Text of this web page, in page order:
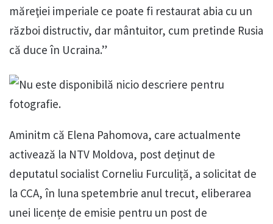
măreţiei imperiale ce poate fi restaurat abia cu un
război distructiv, dar mântuitor, cum pretinde Rusia
că duce în Ucraina.”
Aminitm că Elena Pahomova, care actualmente
activează la NTV Moldova, post deținut de
deputatul socialist Corneliu Furculiță, a solicitat de
la CCA, în luna spetembrie anul trecut, eliberarea
unei licențe de emisie pentru un post de